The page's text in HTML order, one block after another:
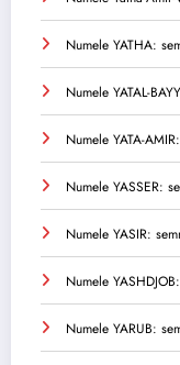
Numele YATHA:
Numele YATAL-
Numele YATA-
Numele YASSER:
Numele YASIR:
Numele
Numele YARUB: